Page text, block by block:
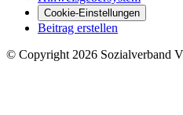
Cookie-Einstellungen
Beitrag erstellen
© Copyright 2026 Sozialverband